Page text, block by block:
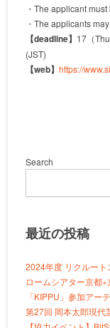
・The applicant
・The applicants
【deadline】 17（
(JST)
【web】https://
Search
最近の投稿
2024年度 リクルー
ロームシアター京都
「KIPPU」参加アー
第27回 岡本太郎現代